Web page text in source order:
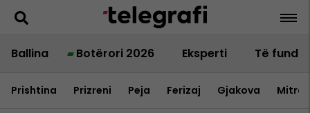
Ballina Botërori 2026 Eksperti Të fundit
Prishtina Prizreni Peja Ferizaj Gjakova